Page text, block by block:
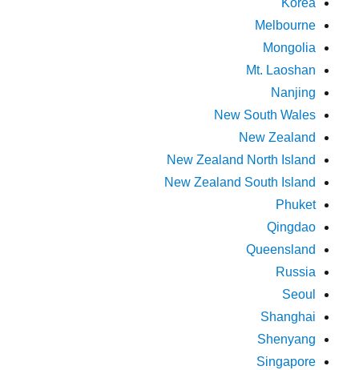
Korea
Melbourne
Mongolia
Mt. Laoshan
Nanjing
New South Wales
New Zealand
New Zealand North Island
New Zealand South Island
Phuket
Qingdao
Queensland
Russia
Seoul
Shanghai
Shenyang
Singapore